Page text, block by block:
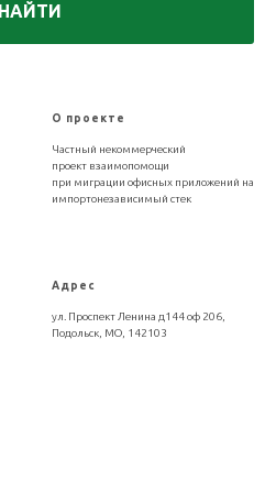
НАЙТИ
О проекте
Частный некоммерческий
проект взаимопомощи
при миграции офисных приложений на
импортонезависимый стек
Адрес
ул. Проспект Ленина д144 оф 206,
Подольск, МО, 142103